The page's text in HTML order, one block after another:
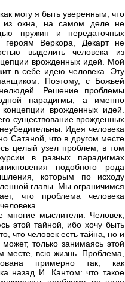
могу я быть уверенным, что
окна, на самом деле не
пружин и передаточных
героям Веркора, Декарт не
выделить человека из
врожденных идей. Мой
в себе идею человека. Эту
Поэтому, с Божьей
Решение проблемы
парадигмы, а именно
врожденных идей.
существование врожденных
Идея человека
Сатаной, что в другом месте
целый узел проблем, в том
в разных парадигмах
подобного рода
которым по исходу
главы. Мы ограничимся
что проблема человека
многие мыслители. Человек,
этой тайной, ибо хочу быть
что человек есть тайна, но и
только занимаясь этой
месте, всю жизнь. Проблема,
примерно так, как
назад И. Кантом: что такое